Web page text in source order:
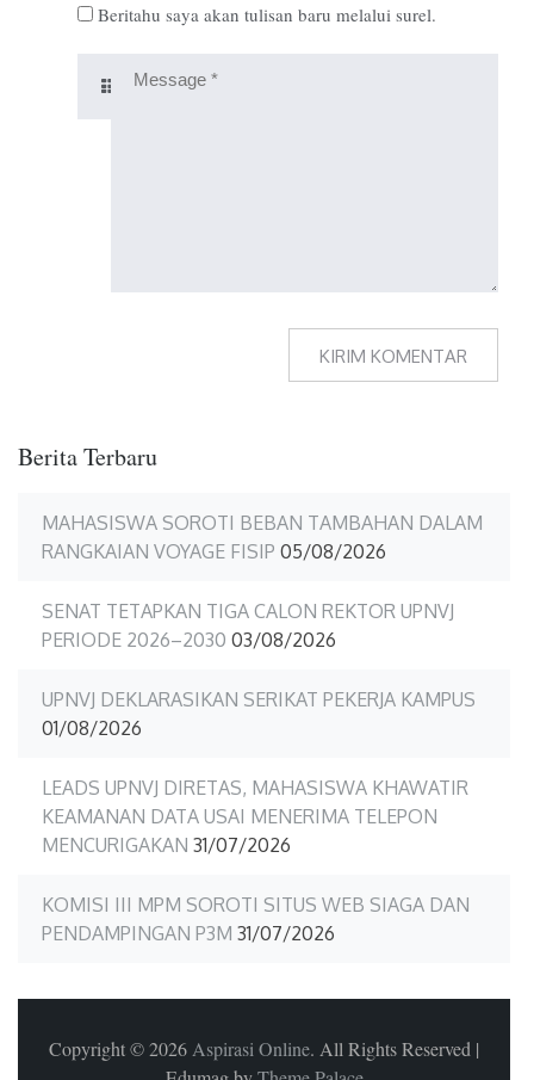
Beritahu saya akan tulisan baru melalui surel.
Berita Terbaru
MAHASISWA SOROTI BEBAN TAMBAHAN DALAM
RANGKAIAN VOYAGE FISIP 05/08/2026
SENAT TETAPKAN TIGA CALON REKTOR UPNVJ
PERIODE 2026–2030 03/08/2026
UPNVJ DEKLARASIKAN SERIKAT PEKERJA KAMPUS
01/08/2026
LEADS UPNVJ DIRETAS, MAHASISWA KHAWATIR
KEAMANAN DATA USAI MENERIMA TELEPON
MENCURIGAKAN 31/07/2026
KOMISI III MPM SOROTI SITUS WEB SIAGA DAN
PENDAMPINGAN P3M 31/07/2026
Copyright © 2026 Aspirasi Online. All Rights Reserved |